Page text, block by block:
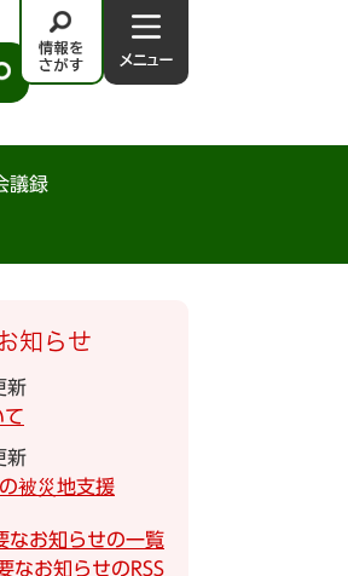
情
報
さ
が
メ
ニ
－
議録
知らせ
新
て
新
被災地支援
なお知らせの一覧
なお知らせのRSS